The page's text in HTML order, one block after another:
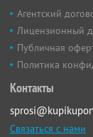
Агентский
Лицензионный
Публичная
Политика
Контакты
Связаться с нами